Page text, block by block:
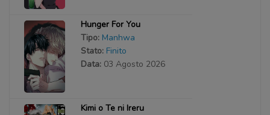
Hunger For You
Tipo: Manhwa
Stato: Finito
Data: 03 Agosto 2026
Kimi o Te ni Ireru